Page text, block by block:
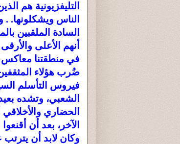
التليفزيونية هم
الناس ويشكلونها. .
السادة الملقبين
أنهم الأعلى
في منطقتنا معاكس
ضُرب هؤلاء المثقفين
فيروس التأسلم
الشعبي، وتشده
الحضاري
الآخر، بعد أن
وكان لابد أن